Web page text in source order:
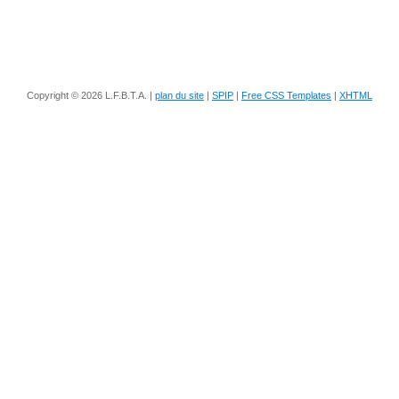
Copyright © 2026 L.F.B.T.A. | plan du site | SPIP | Free CSS Templates | XHTML